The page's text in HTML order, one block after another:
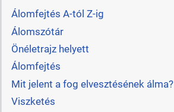
Álomfejtés A-tól Z-ig
Álomszótár
Önéletrajz helyett
Álomfejtés
Mit jelent a fog elvesztésének álma?
Viszketés